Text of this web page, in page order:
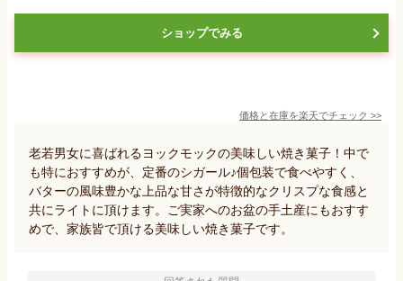
ショップでみる
価格と在庫を楽天でチェック >>
老若男女に喜ばれるヨックモックの美味しい焼き菓子！中で
も特におすすめが、定番のシガール♪個包装で食べやすく、
バターの風味豊かな上品な甘さが特徴的なクリスプな食感と
共にライトに頂けます。ご実家へのお盆の手土産にもおすす
めで、家族皆で頂ける美味しい焼き菓子です。